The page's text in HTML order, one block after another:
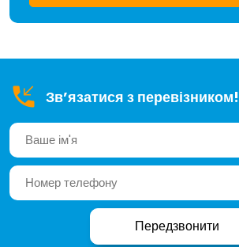
Зв’язатися з перевізником!